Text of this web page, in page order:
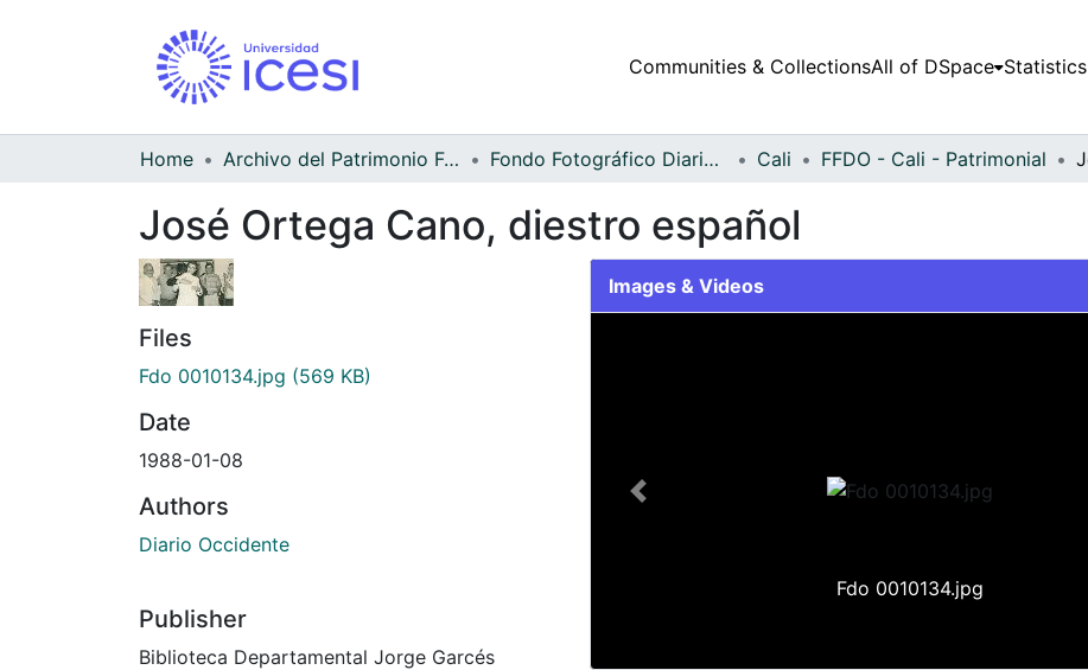
Communities & CollectionsAll of DSpace Statistics
Home Archivo del Patrimonio Fotográfico y Fílmico del Valle del Cauca Fondo Fotográfico Diario Occidente Cali FFDO - Cali - Patrimonial
José Ortega Cano, diestro español
Files
Fdo 0010134.jpg (569 KB)
Date
1988-01-08
Authors
Diario Occidente
Publisher
Biblioteca Departamental Jorge Garcés
Images & Videos
Fdo 0010134.jpg
Previous